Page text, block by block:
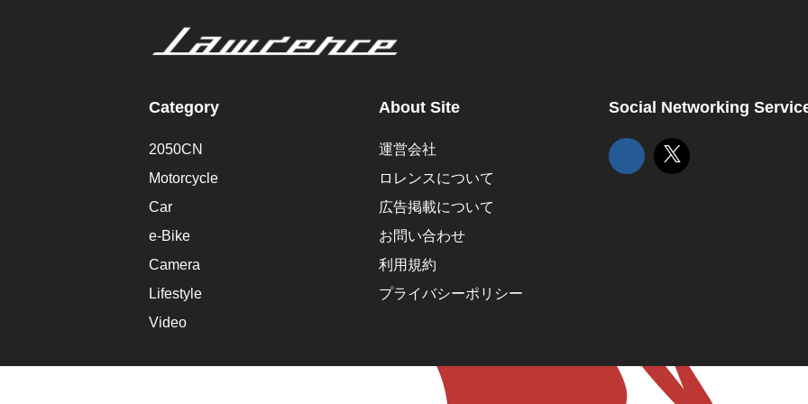
Category
2050CN
Motorcycle
Car
e-Bike
Camera
Lifestyle
Video
About Site
運営会社
ロレンスについて
広告掲載について
お問い合わせ
利用規約
プライバシーポリシー
Social Networking